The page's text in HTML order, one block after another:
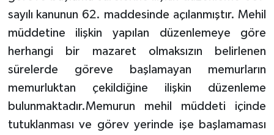
sayılı kanunun 62. maddesinde açılanmıştır. Mehil
müddetine ilişkin yapılan düzenlemeye göre
herhangi bir mazaret olmaksızın belirlenen
sürelerde göreve başlamayan memurların
memurluktan çekildiğine ilişkin düzenleme
bulunmaktadır.Memurun mehil müddeti içinde
tutuklanması ve görev yerinde işe başlamaması